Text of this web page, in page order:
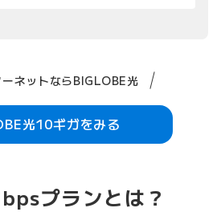
ネットならBIGLOBE光
光10ギガをみる
プランとは？